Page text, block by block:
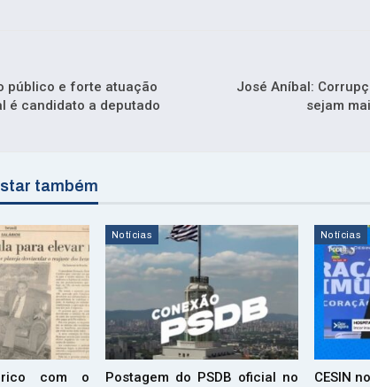
público e forte atuação
é candidato a deputado
José Aníbal:
sejam
também
com o
Notícias
Postagem do PSDB oficial no
Notícias
CESIN